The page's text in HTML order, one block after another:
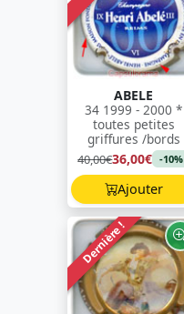
ABELE
34 1999 - 2000 *
toutes petites
griffures /bords
40,00€36,00€ -10%
Ajouter
Dernière !